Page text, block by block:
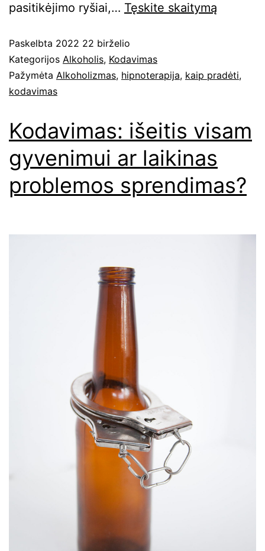
pasitikėjimo ryšiai,… Tęskite skaitymą
Paskelbta 2022 22 birželio
Kategorijos Alkoholis, Kodavimas
Pažymėta Alkoholizmas, hipnoterapija, kaip pradėti,
kodavimas
Kodavimas: išeitis visam
gyvenimui ar laikinas
problemos sprendimas?